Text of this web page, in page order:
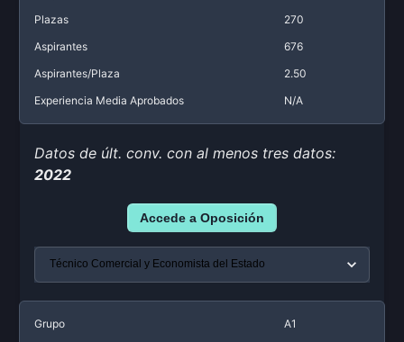
Plazas
270
Aspirantes
676
Aspirantes/Plaza
2.50
Experiencia Media Aprobados
N/A
Datos de últ. conv. con al menos tres datos:
2022
Accede a Oposición
Grupo
A1